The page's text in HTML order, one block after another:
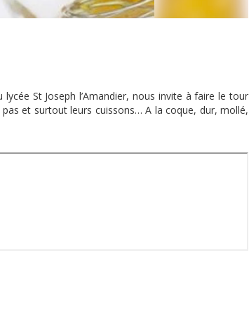
St Joseph l’Amandier, nous invite à faire le tour
et surtout leurs cuissons… A la coque, dur, mollé,